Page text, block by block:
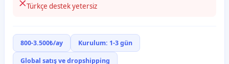
Türkçe destek yetersiz
800-3.500₺/ay Kurulum: 1-3 gün
Global satış ve dropshipping